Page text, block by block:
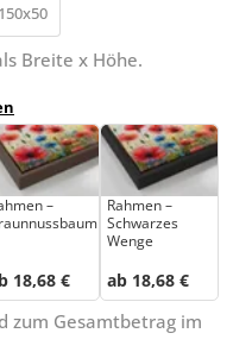
150x50
Breite x Höhe.
–
18,68 €
Rahmen –
Schwarzes
Wenge
ab 18,68 €
zum Gesamtbetrag im